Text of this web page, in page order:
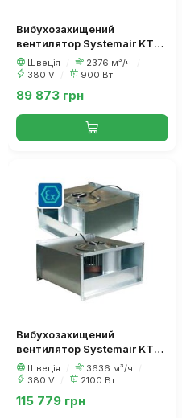
Вибухозахищений
вентилятор Systemair KTEX
50-30-4
Швеція 2376 м³/ч
380 V
900 Вт
89 873 грн
Вибухозахищений
вентилятор Systemair KTEX
60-35-4
Швеція 3636 м³/ч
380 V
2100 Вт
115 779 грн